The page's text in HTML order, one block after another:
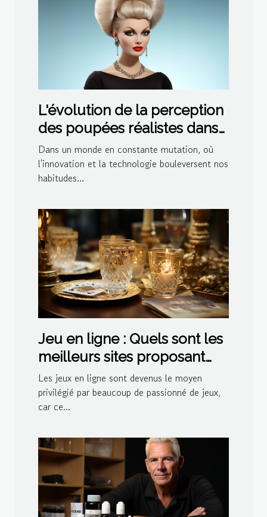
L'évolution de la perception
des poupées réalistes dans
la société moderne
Dans un monde en constante mutation, où
l'innovation et la technologie bouleversent nos
habitudes...
Jeu en ligne : Quels sont les
meilleurs sites proposant
des jeux de belote ?
Les jeux en ligne sont devenus le moyen
privilégié par beaucoup de passionné de jeux,
car ce...